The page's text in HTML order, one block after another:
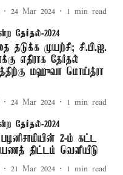
24 Mar 2024 1 min read
தேர்தல்-2024
தடுக்க முயற்சி; சி.பி.ஐ.
எதிராக தேர்தல்
மஹுவா மொய்த்ரா
24 Mar 2024 1 min read
தேர்தல்-2024
2-ம் கட்ட
பயணத் திட்டம் வெளியீடு
21 Mar 2024 1 min read